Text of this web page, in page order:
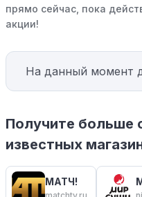
прямо сейчас, пока
акции!
На данный момент
Получите больше
известных
МАТЧ!